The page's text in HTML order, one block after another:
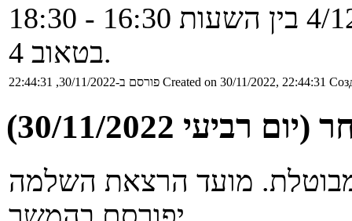
ההרצאה תתקיים ביום א' 4/12/22 בין השעות 16:30 - 18:30
בטאוב 4.
פורסם ב-30/11/2022, 22:44:31 Created on 30/11/2022, 22:44:31
30/11/2022)
מחר (יום ד' 30/11/2022) מבוטלת. מועד הרצאת השלמה